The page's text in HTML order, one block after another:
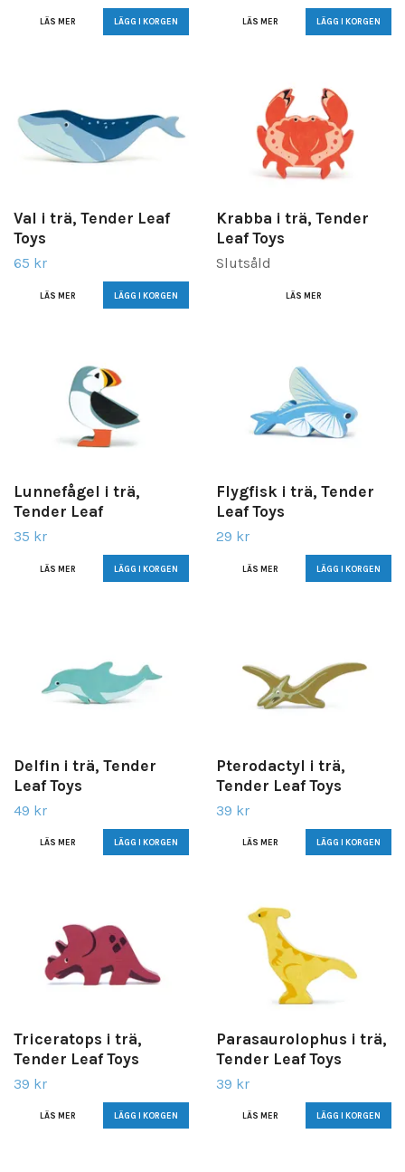
LÄS MER LÄS MER
Val i trä, Tender Leaf
Toys
65 kr
LÄS MER
Krabba i trä, Tender
Leaf Toys
Slutsåld
LÄS MER
Lunnefågel i trä,
Tender Leaf
35 kr
LÄS MER
Flygfisk i trä, Tender
Leaf Toys
29 kr
LÄS MER
Delfin i trä, Tender
Leaf Toys
49 kr
LÄS MER
Pterodactyl i trä,
Tender Leaf Toys
39 kr
LÄS MER
Triceratops i trä,
Tender Leaf Toys
39 kr
LÄS MER
Parasaurolophus i trä,
Tender Leaf Toys
39 kr
LÄS MER